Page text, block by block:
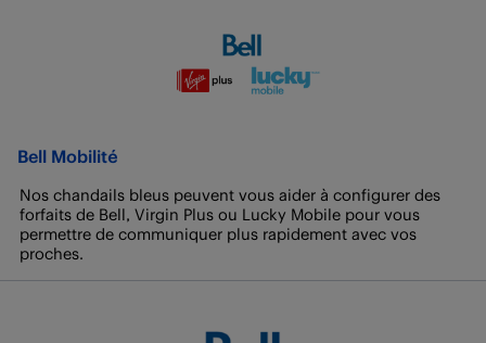
Bell Mobilité
Nos chandails bleus peuvent vous aider à configurer des
forfaits de Bell, Virgin Plus ou Lucky Mobile pour vous
permettre de communiquer plus rapidement avec vos
proches.